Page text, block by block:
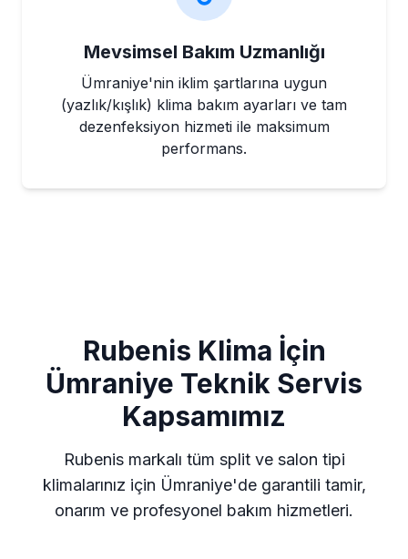
Mevsimsel Bakım Uzmanlığı
Ümraniye'nin iklim şartlarına uygun
(yazlık/kışlık) klima bakım ayarları ve tam
dezenfeksiyon hizmeti ile maksimum
performans.
Rubenis Klima İçin
Ümraniye Teknik Servis
Kapsamımız
Rubenis markalı tüm split ve salon tipi
klimalarınız için Ümraniye'de garantili tamir,
onarım ve profesyonel bakım hizmetleri.